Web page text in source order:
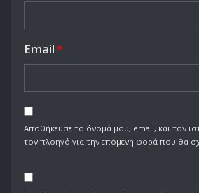
Email*
Αποθήκευσε το όνομά μου, email, και τον
τον πλοηγό για την επόμενη φορά που θα